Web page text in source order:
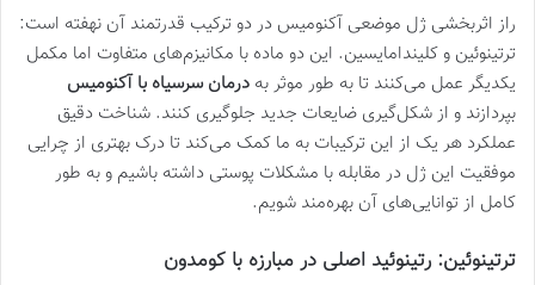
راز اثربخشی ژل موضعی آکنومیس در دو ترکیب قدرتمند آن نهفته است:
ترتینوئین و کلیندامایسین. این دو ماده با مکانیزم‌های متفاوت اما مکمل
یکدیگر عمل می‌کنند تا به طور موثر به درمان سرسیاه با آکنومیس
بپردازند و از شکل‌گیری ضایعات جدید جلوگیری کنند. شناخت دقیق
عملکرد هر یک از این ترکیبات به ما کمک می‌کند تا درک بهتری از چرایی
موفقیت این ژل در مقابله با مشکلات پوستی داشته باشیم و به طور
کامل از توانایی‌های آن بهره‌مند شویم.
ترتینوئین: رتینوئید اصلی در مبارزه با کومدون